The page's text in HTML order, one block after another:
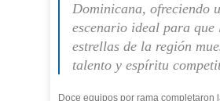
Dominicana, ofreciendo
escenario ideal para que
estrellas de la región
talento y espíritu
Doce equipos por rama completaron